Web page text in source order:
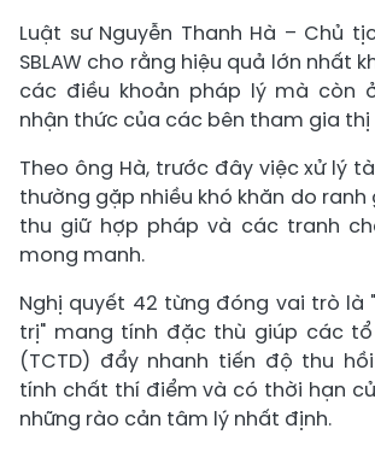
Luật sư Nguyễn Thanh Hà – Chủ
SBLAW cho rằng hiệu quả lớn nhất
các điều khoản pháp lý mà còn
nhận thức của các bên tham gia
Theo ông Hà, trước đây việc xử lý
thường gặp nhiều khó khăn do ranh
thu giữ hợp pháp và các tranh
mong manh.
Nghị quyết 42 từng đóng vai trò là
trị" mang tính đặc thù giúp các
(TCTD) đẩy nhanh tiến độ thu
tính chất thí điểm và có thời hạn
những rào cản tâm lý nhất định.